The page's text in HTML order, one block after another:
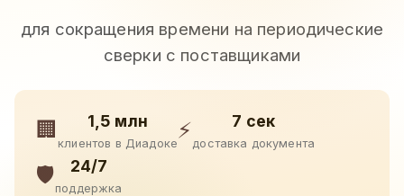
для сокращения времени на периодические
сверки с поставщиками
🏢 1,5 млн
клиентов в Диадоке
⚡ 7 сек
доставка документа
🛡️ 24/7
поддержка